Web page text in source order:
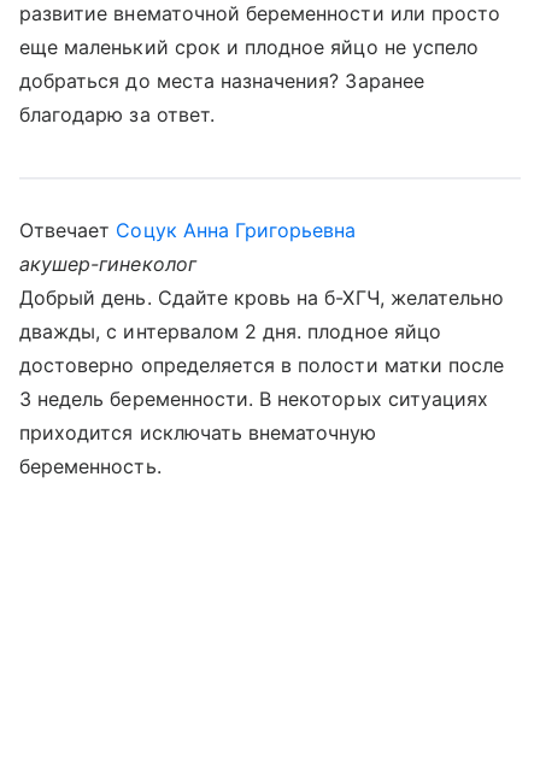
развитие внематочной беременности или просто
еще маленький срок и плодное яйцо не успело
добраться до места назначения? Заранее
благодарю за ответ.
Отвечает Соцук Анна Григорьевна
акушер-гинеколог
Добрый день. Сдайте кровь на б-ХГЧ, желательно
дважды, с интервалом 2 дня. плодное яйцо
достоверно определяется в полости матки после
3 недель беременности. В некоторых ситуациях
приходится исключать внематочную
беременность.